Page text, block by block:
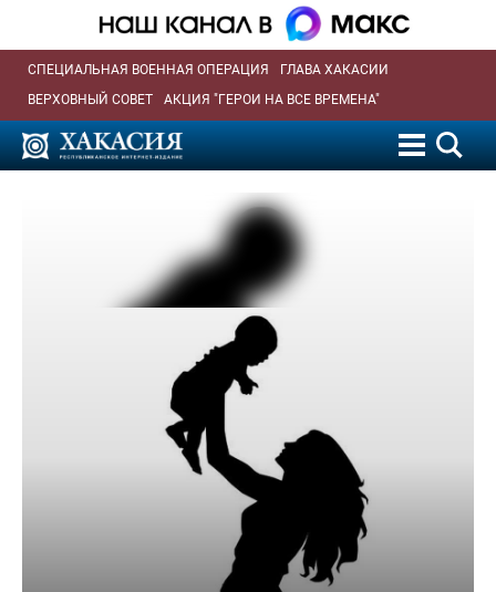
СПЕЦИАЛЬНАЯ ВОЕННАЯ ОПЕРАЦИЯ
ГЛАВА ХАКАСИИ
ВЕРХОВНЫЙ СОВЕТ
АКЦИЯ "ГЕРОИ НА ВСЕ ВРЕМЕНА"